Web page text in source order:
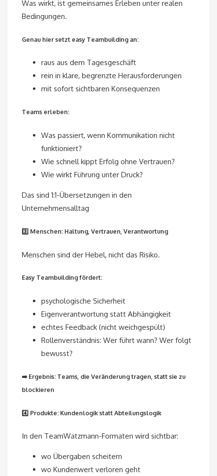
Was wirkt, ist gemeinsames Erleben unter realen
Bedingungen.
Genau hier setzt easy Teambuilding an:
raus aus dem Tagesgeschäft
rein in klare, begrenzte Herausforderungen
mit sofort sichtbaren Konsequenzen
Teams erleben:
Was passiert, wenn Kommunikation nicht
funktioniert?
Wie schnell kippt Erfolg ohne Vertrauen?
Wie wirkt Führung unter Druck?
Das sind 1:1-Übersetzungen in den
Unternehmensalltag
3️⃣ Menschen: Haltung, Vertrauen, Verantwortung
Menschen sind der Hebel, nicht das Risiko.
Easy Teambuilding fördert:
psychologische Sicherheit
Eigenverantwortung statt Abhängigkeit
echtes Feedback (nicht weichgespült)
Rollenverständnis: Wer führt wann? Wer folgt
bewusst?
➡️ Ergebnis: Teams, die Veränderung tragen, statt sie zu
blockieren
4️⃣ Produkte: Kundenlogik statt Abteilungslogik
In den TeamWatzmann-Formaten wird sichtbar:
wo Übergaben scheitern
wo Kundenwert verloren geht